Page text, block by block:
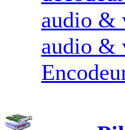
audio &
audio &